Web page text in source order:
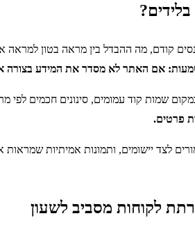
קודם, מה ההבדל בין מראה בטון למראה
אם האתר לא מסדר את המידע בצורה
שמות קוד עמומים, סינונים חכמים לפי
פרטים.
לצד יישומים, ותמונות אמיתיות
לקוחות מסביב לשעון